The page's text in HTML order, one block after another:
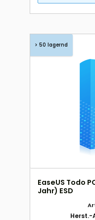
> 50 lagernd
EaseUS Todo
Jahr) ESD
Herst.-